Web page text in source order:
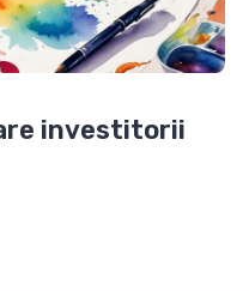
investitorii